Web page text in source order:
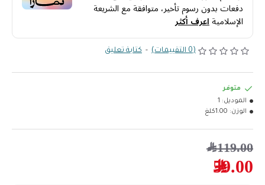
دفعات بدون رسوم تأخير، متوافقة مع الشريعة
الإسلاميةاعرف أكثر
(0 التقييمات) - كتابة تعليق
59.00﷼
119.00﷼
متوفر
الموديل: 1
الوزن: 1.00كلغ